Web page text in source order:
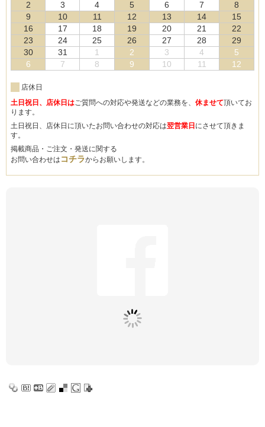
2
3 4 5 6 7
8
9
10 11 12 13 14
15
16
17 18 19 20 21
22
23
24 25 26 27 28
29
30
31 1 2 3 4
5
6
7 8 9 10 11 12
店休日
土日祝日、店休日はご質問への対応や発送などの業務を、 休ませて頂いてお
ります。
土日祝日、店休日に頂いたお問い合わせの対応は翌営業日 にさせて頂きま
す。
掲載商品・ご注文・発送に関する
お問い合わせは コチラからお願いします。